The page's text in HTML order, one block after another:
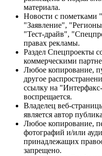
материала.
Новости с пометками
"Заявление",
"Тест-драйв",
правах рекламы.
Раздел Спецпроекты
коммерческими
Любое копирование,
другое
ссылку на
воспрещается.
Владелец веб-
является автор
Любое копирование,
фотографий и/или
принадлежащих
запрещено.